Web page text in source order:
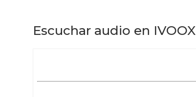
Escuchar audio en IVOOX